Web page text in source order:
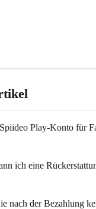
Play-Konto für
ich eine
nach der Bezahlung